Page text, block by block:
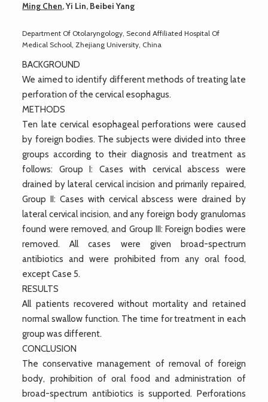
Ming Chen, Yi Lin, Beibei Yang
Department Of Otolaryngology, Second Affiliated Hospital Of
Medical School, Zhejiang University, China
BACKGROUND
We aimed to identify different methods of treating late
perforation of the cervical esophagus.
METHODS
Ten late cervical esophageal perforations were caused
by foreign bodies. The subjects were divided into three
groups according to their diagnosis and treatment as
follows: Group I: Cases with cervical abscess were
drained by lateral cervical incision and primarily repaired,
Group II: Cases with cervical abscess were drained by
lateral cervical incision, and any foreign body granulomas
found were removed, and Group III: Foreign bodies were
removed. All cases were given broad-spectrum
antibiotics and were prohibited from any oral food,
except Case 5.
RESULTS
All patients recovered without mortality and retained
normal swallow function. The time for treatment in each
group was different.
CONCLUSION
The conservative management of removal of foreign
body, prohibition of oral food and administration of
broad-spectrum antibiotics is supported. Perforations